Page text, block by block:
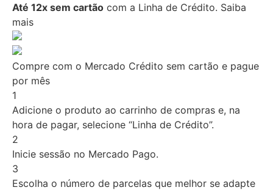
Até 12x sem cartão com a Linha de Crédito. Saiba
mais
Compre com o Mercado Crédito sem cartão e pague
por mês
1
Adicione o produto ao carrinho de compras e, na
hora de pagar, selecione “Linha de Crédito”.
2
Inicie sessão no Mercado Pago.
3
Escolha o número de parcelas que melhor se adapte